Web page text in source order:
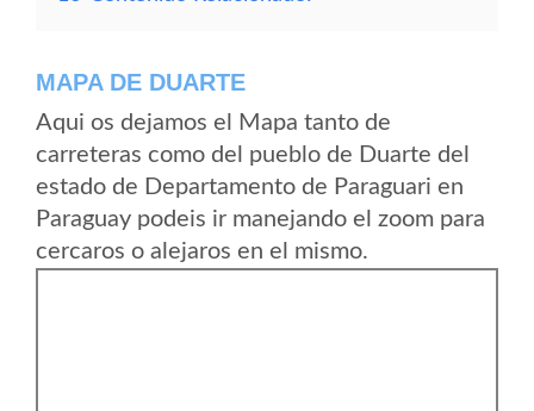
MAPA DE DUARTE
Aqui os dejamos el Mapa tanto de
carreteras como del pueblo de Duarte del
estado de Departamento de Paraguari en
Paraguay podeis ir manejando el zoom para
cercaros o alejaros en el mismo.